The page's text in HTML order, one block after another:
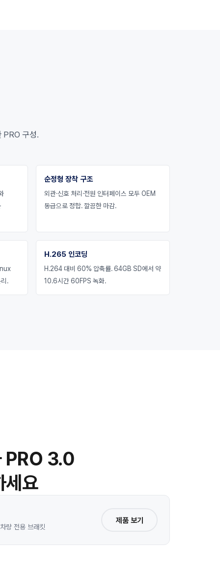
PRO 구성.
순정형 장착 구조
외관·신호 처리·전원 인터페이스 모두 OEM
동급으로 정합. 깔끔한 마감.
.
H.265 인코딩
H.264 대비 60% 압축률. 64GB SD에서 약
10.6시간 60FPS 녹화.
PRO 3.0
세요
량 전용 브래킷
제품 보기